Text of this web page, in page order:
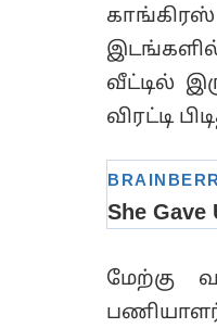
வீட்டில்
விரட்டி
மேற்கு